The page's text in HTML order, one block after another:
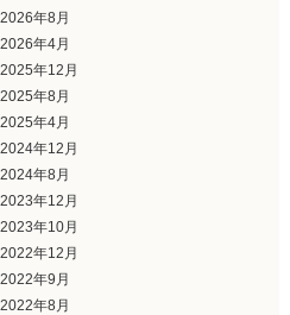
2026年8月
2026年4月
2025年12月
2025年8月
2025年4月
2024年12月
2024年8月
2023年12月
2023年10月
2022年12月
2022年9月
2022年8月